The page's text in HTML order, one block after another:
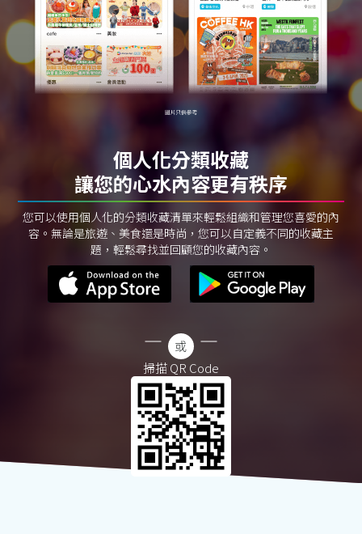
個人化分類收藏
讓您的心水內容更有秩序
您可以使用個人化的分類收藏清單來輕鬆組織和管理您喜愛的內
容。無論是旅遊、美食還是時尚，您可以自定義不同的收藏主
題，輕鬆尋找並回顧您的收藏內容。
掃描 QR Code